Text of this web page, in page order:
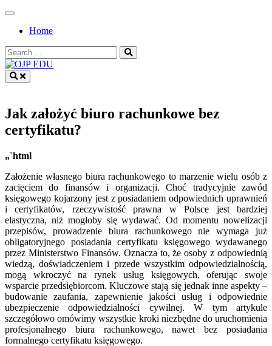
Skip
contentHome
Search
for:
Jak założyć biuro rachunkowe bez
certyfikatu?
„`html
Założenie własnego biura rachunkowego to marzenie wielu osób z
zacięciem do finansów i organizacji. Choć tradycyjnie zawód
księgowego kojarzony jest z posiadaniem odpowiednich uprawnień
i certyfikatów, rzeczywistość prawna w Polsce jest bardziej
elastyczna, niż mogłoby się wydawać. Od momentu nowelizacji
przepisów, prowadzenie biura rachunkowego nie wymaga już
obligatoryjnego posiadania certyfikatu księgowego wydawanego
przez Ministerstwo Finansów. Oznacza to, że osoby z odpowiednią
wiedzą, doświadczeniem i przede wszystkim odpowiedzialnością,
mogą wkroczyć na rynek usług księgowych, oferując swoje
wsparcie przedsiębiorcom. Kluczowe stają się jednak inne aspekty –
budowanie zaufania, zapewnienie jakości usług i odpowiednie
ubezpieczenie odpowiedzialności cywilnej. W tym artykule
szczegółowo omówimy wszystkie kroki niezbędne do uruchomienia
profesjonalnego biura rachunkowego, nawet bez posiadania
formalnego certyfikatu księgowego.